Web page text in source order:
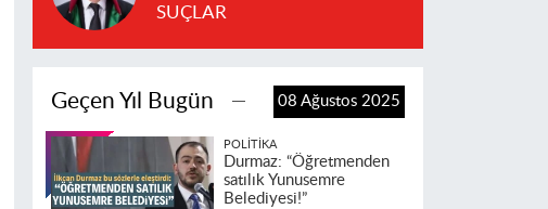
SUÇLAR
Geçen Yıl Bugün 08 Ağustos 2025
POLITIKA
Durmaz: “Öğretmenden
satılık Yunusemre
Belediyesi!”